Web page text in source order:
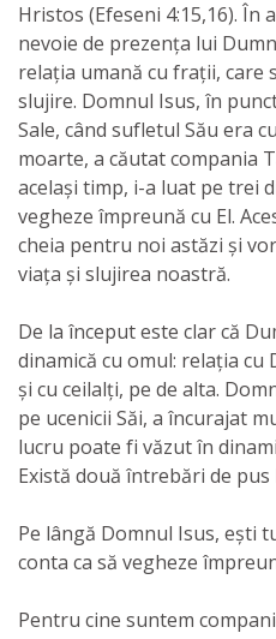
Hristos (Efeseni 4:15,16). În
nevoie de prezența lui
relația umană cu frații, care
slujire. Domnul Isus, în
Sale, când sufletul Său era
moarte, a căutat compania
același timp, i-a luat pe trei
vegheze împreună cu El.
cheia pentru noi astăzi și
viața și slujirea noastră.
De la început este clar că
dinamică cu omul: relația cu
și cu ceilalți, pe de alta.
pe ucenicii Săi, a încurajat
lucru poate fi văzut în
Există două întrebări de pus
Pe lângă Domnul Isus, ești
conta ca să vegheze
Pentru cine suntem